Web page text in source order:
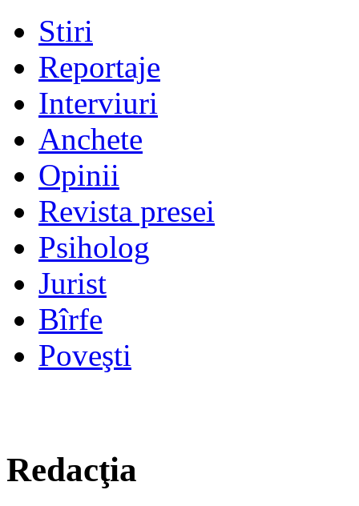
Stiri
Reportaje
Interviuri
Anchete
Opinii
Revista presei
Psiholog
Jurist
Bîrfe
Poveşti
Redacţia